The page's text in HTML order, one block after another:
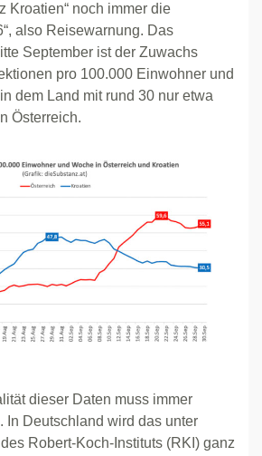
Kroatien“ noch immer die
also Reisewarnung. Das
September ist der Zuwachs
pro 100.000 Einwohner und
dem Land mit rund 30 nur etwa
Österreich.
dieser Daten muss immer
In Deutschland wird das unter
Robert-Koch-Instituts (RKI) ganz